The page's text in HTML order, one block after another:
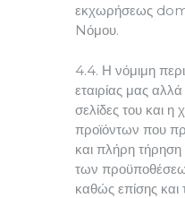
εκχωρήσεως
Nόμου.
4.4. Η νόμιμη
εταιρίας μας αλλά
σελίδες του και
προϊόντων που
και πλήρη
των
καθώς επίσης και